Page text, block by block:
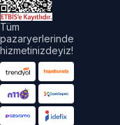
Tüm
pazaryerlerinde
hizmetinizdeyiz!